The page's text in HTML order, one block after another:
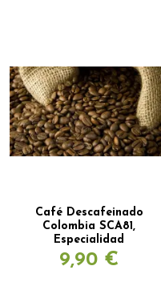
Café Descafeinado
Colombia SCA81,
Especialidad
9,90 €